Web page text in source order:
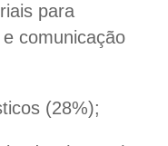
para
comunicação
(28%);